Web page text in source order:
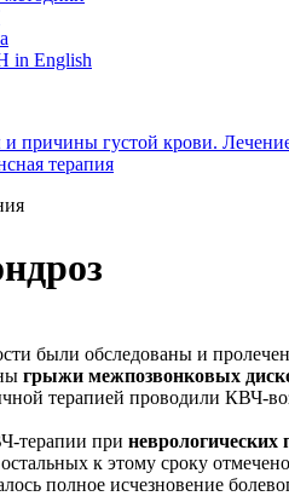
in English
причины густой крови.
терапия
были обследованы и
грыжи межпозвонковых
терапией проводили КВЧ-
терапии при неврологических
к этому сроку
полное исчезновение